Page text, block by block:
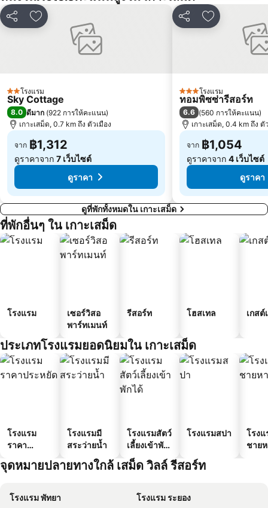
แชร์ เพิ่มในรายการโปรด
2 ดาวโรงแรม
Sky Cottage
8.0 ดีมาก (922 การให้คะแนน)
เกาะเสม็ด, 0.7 km ถึง ตัวเมือง
จาก ฿1,312
ดูราคาจาก 7 เว็บไซต์
ดูราคา
แชร์ เพิ่มในรายกา
3 ดาวโรงแรม
ทอมพิซซ่ารีสอร์ท
6.6 (560 การให้คะแนน)
เกาะเสม็ด, 0.4 km ถึง ตั
จาก ฿1,054
ดูราคาจาก 4 เว็บไซต์
ดูราคา
ดูที่พักทั้งหมดใน เกาะเสม็ด
ที่พักอื่นๆ ใน เกาะเสม็ด
โรงแรม
เซอร์วิสอ
พาร์ทเมนท์
รีสอร์ท โฮสเทล เกสต์
ประเภทโรงแรมยอดนิยมใน เกาะเสม็ด
โรงแรม
ราคา
โรงแรมมี
สระว่ายน้ำ
โรงแรมสัตว์
เลี้ยงเข้าพัก
ได้
โรงแรมสปา
โรง
ชาย
จุดหมายปลายทางใกล้ เสม็ด วิลล์ รีสอร์ท
โรงแรม พัทยา
โรงแรม ระยอง